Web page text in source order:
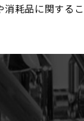
耗品に関する